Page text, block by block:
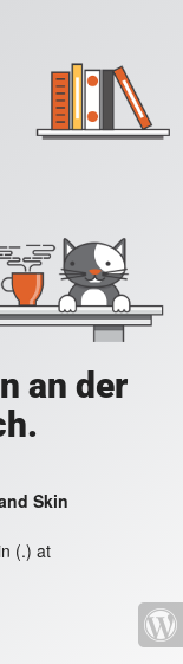
an der
Skin
(.) at